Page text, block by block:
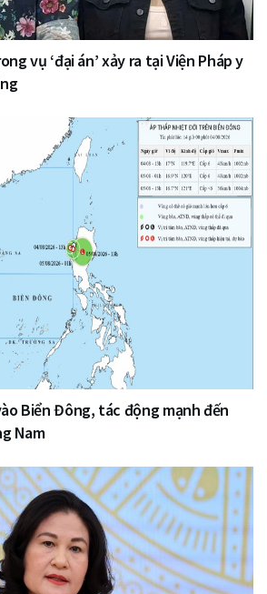
vụ ‘đại án’ xảy ra tại Viện Pháp y
Biển Đông, tác động mạnh đến
Nam